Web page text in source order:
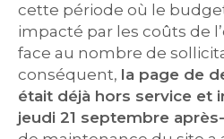
cette période où le
impacté par les coûts de
face au nombre de
conséquent, la page de
était déjà hors service et
jeudi 21 septembre